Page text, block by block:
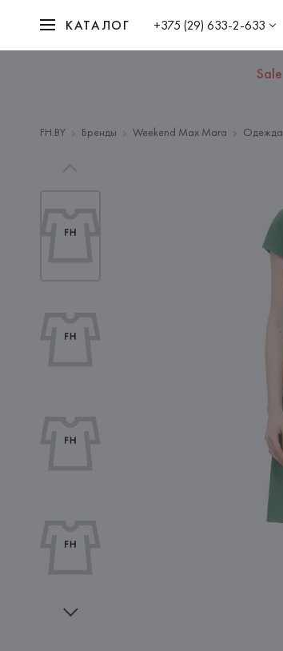
КАТАЛОГ +375 (29) 633-2-633
Sale
FH.BY Бренды Weekend Max Mara Одежда